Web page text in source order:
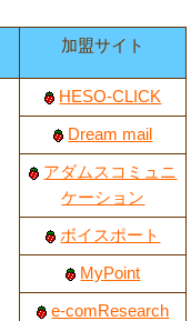
加盟サイト
HESO-CLICK
Dream mail
アダムスコミュニ
ケーション
ボイスポート
MyPoint
e-comResearch